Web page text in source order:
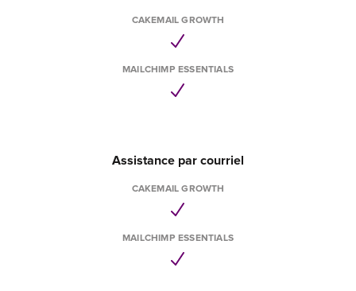
CAKEMAIL GROWTH
MAILCHIMP ESSENTIALS
Assistance par courriel
CAKEMAIL GROWTH
MAILCHIMP ESSENTIALS